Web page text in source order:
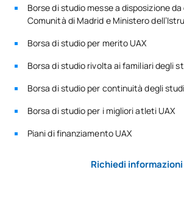
Borse di studio messe a disposizione
Comunità di Madrid e Ministero
Borsa di studio per merito UAX
Borsa di studio rivolta ai familiari degli
Borsa di studio per continuità degli
Borsa di studio per i migliori atleti UAX
Piani di finanziamento UAX
Richiedi informazioni